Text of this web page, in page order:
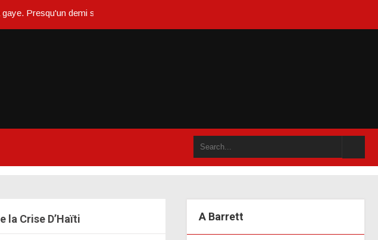
demi siècle ou dans un an accompli (juillet 2021)
la Crise D’Haïti A Barrett